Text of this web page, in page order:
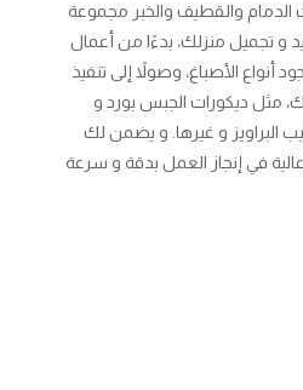
الدمام والقطيف والخبر مجموعة
و تجميل منزلك، بدءًا من أعمال
أنواع الأصباغ، وصولاً إلى تنفيذ
مثل ديكورات الجبس بورد و
البراويز و غيرها. و يضمن لك
في إنجاز العمل بدقة و سرعة